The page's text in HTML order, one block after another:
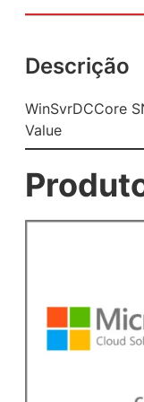
Descrição
WinSvrDCCore
Value